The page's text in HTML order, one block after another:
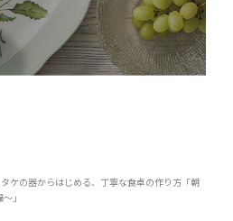
の器からはじめる、丁寧な食卓の作り方「朝
」